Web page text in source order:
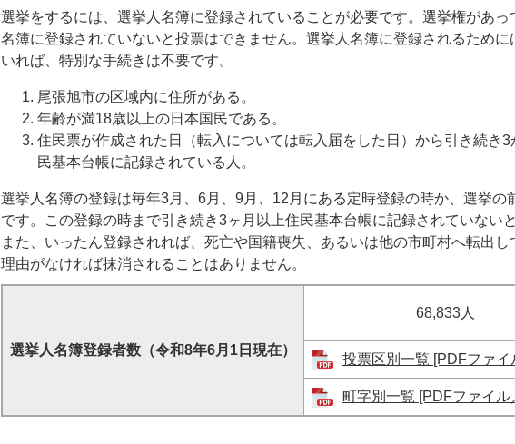
選挙をするには、選挙人名簿に登録されていることが必要です。選挙権があっ
名簿に登録されていないと投票はできません。選挙人名簿に登録されるために
いれば、特別な手続きは不要です。
尾張旭市の区域内に住所がある。
年齢が満18歳以上の日本国民である。
住民票が作成された日（転入については転入届をした日）から引き続き
民基本台帳に記録されている人。
選挙人名簿の登録は毎年3月、6月、9月、12月にある定時登録の時か、選挙の
です。この登録の時まで引き続き3ヶ月以上住民基本台帳に記録されていない
また、いったん登録されれば、死亡や国籍喪失、あるいは他の市町村へ転出
理由がなければ抹消されることはありません。
選挙人名簿登録者数（令和8年6月1日現在）
68,833人
投票区別一覧 [PDFファイ
町字別一覧 [PDFファイル